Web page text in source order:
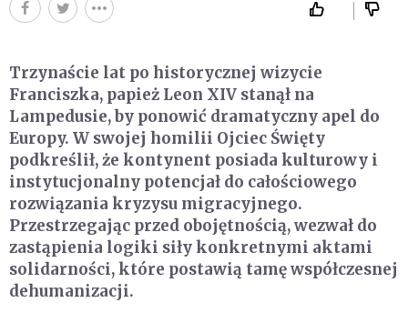
Trzynaście lat po historycznej wizycie
Franciszka, papież Leon XIV stanął na
Lampedusie, by ponowić dramatyczny apel do
Europy. W swojej homilii Ojciec Święty
podkreślił, że kontynent posiada kulturowy i
instytucjonalny potencjał do całościowego
rozwiązania kryzysu migracyjnego.
Przestrzegając przed obojętnością, wezwał do
zastąpienia logiki siły konkretnymi aktami
solidarności, które postawią tamę współczesnej
dehumanizacji.